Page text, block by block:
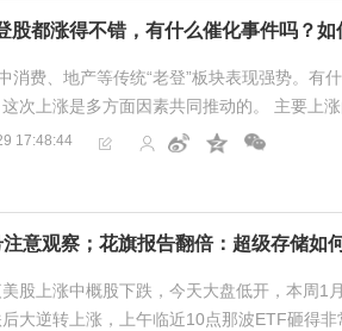
股都涨得不错，有什么催化事件吗？
消费、地产等传统“老登”板块表现强势。有
次上涨是多方面因素共同推动的。 主要上
块： 1、白酒板块尤为突出，近20...
17:48:44
意观察；花旗报告翻倍：超级存储如
上涨中概股下跌，今天大盘低开，本周1
大逆转上涨，上午临近10点那波ETF砸得